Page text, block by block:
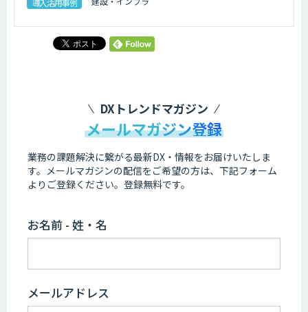
DXトレンドマガジン
メールマガジン登録
業務の課題解決に繋がる最新DX・情報をお届けいたしま
す。 メールマガジンの配信をご希望の方は、下記フォーム
よりご登録ください。登録無料です。
お名前 - 姓・名
メールアドレス